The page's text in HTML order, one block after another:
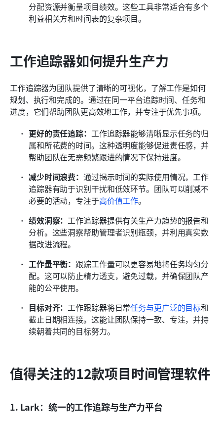
分配资源并衡量项目绩效。这些工具非常适合有多个
利益相关方和时间表的复杂项目。
工作追踪器如何提升生产力
工作追踪器为团队提供了清晰的可视化，了解工作是如何
规划、执行和完成的。通过在同一平台追踪时间、任务和
进度，它们帮助团队更高效地工作，并专注于优先事项。
更好的责任追踪： 工作追踪器能够清晰显示任务的归
属和所花费的时间。这种透明度能够促进责任感，并
帮助团队在无需频繁跟进的情况下保持进度。
减少时间浪费：通过揭示时间的实际使用情况，工作
追踪器有助于识别干扰和低效环节。团队可以削减不
必要的活动，专注于高价值工作。
绩效洞察：工作追踪器提供有关生产力趋势的报告和
分析。这些洞察帮助管理者识别瓶颈，并利用真实数
据改进流程。
工作量平衡：跟踪工作量可以更容易地将任务均匀分
配。这可以防止精力透支，避免过载，并确保团队产
能的公平使用。
目标对齐：工作跟踪器将日常任务与更广泛的目标和
截止日期相连接。这能让团队保持一致、专注，并持
续朝着共同的目标努力。
值得关注的12款项目时间管理软件
1. Lark：统一的工作追踪与生产力平台